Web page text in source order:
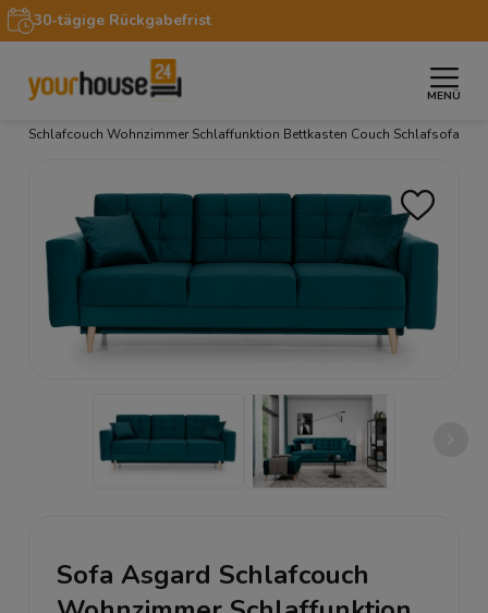
30-tägige Rückgabefrist
MENÜ
Startseite » Möbel
Sofa Asgard
Schlafcouch Wohnzimmer Schlaffunktion Bettkasten Couch Schlafsofa
Sofa Asgard Schlafcouch